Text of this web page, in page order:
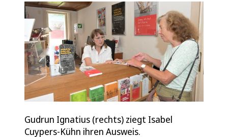
Gudrun Ignatius (rechts) ziegt Isabel
Cuypers-Kühn ihren Ausweis.